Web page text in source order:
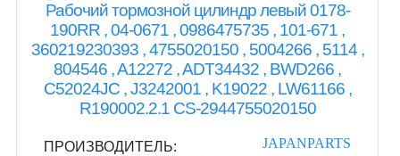
Рабочий тормозной цилиндр левый 0178-
190RR , 04-0671 , 0986475735 , 101-671 ,
360219230393 , 4755020150 , 5004266 , 5114 ,
804546 , A12272 , ADT34432 , BWD266 ,
C52024JC , J3242001 , K19022 , LW61166 ,
R190002.2.1 CS-2944755020150
ПРОИЗВОДИТЕЛЬ:
JAPANPARTS